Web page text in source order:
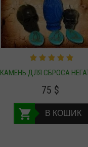
КАМЕНЬ ДЛЯ СБРОСА
75 $
В КОШИК